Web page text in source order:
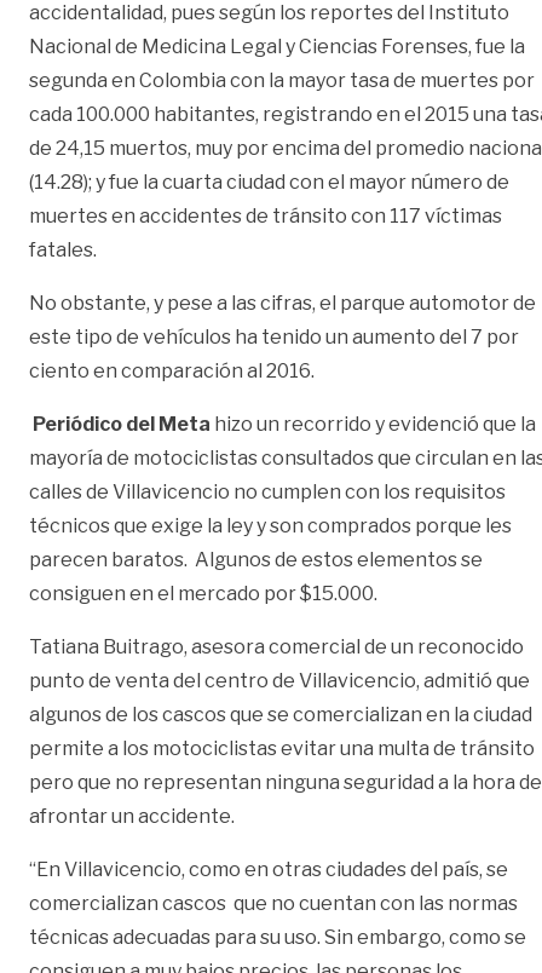
accidentalidad, pues según los reportes del Instituto
Nacional de Medicina Legal y Ciencias Forenses, fue la
segunda en Colombia con la mayor tasa de muertes por
cada 100.000 habitantes, registrando en el 2015 una
de 24,15 muertos, muy por encima del promedio
(14.28); y fue la cuarta ciudad con el mayor número de
muertes en accidentes de tránsito con 117 víctimas
fatales.
No obstante, y pese a las cifras, el parque automotor de
este tipo de vehículos ha tenido un aumento del 7 por
ciento en comparación al 2016.
Periódico del Meta hizo un recorrido y evidenció que la
mayoría de motociclistas consultados que circulan en
calles de Villavicencio no cumplen con los requisitos
técnicos que exige la ley y son comprados porque les
parecen baratos. Algunos de estos elementos se
consiguen en el mercado por $15.000.
Tatiana Buitrago, asesora comercial de un reconocido
punto de venta del centro de Villavicencio, admitió que
algunos de los cascos que se comercializan en la ciudad
permite a los motociclistas evitar una multa de tránsito
pero que no representan ninguna seguridad a la hora de
afrontar un accidente.
“En Villavicencio, como en otras ciudades del país, se
comercializan cascos que no cuentan con las normas
técnicas adecuadas para su uso. Sin embargo, como se